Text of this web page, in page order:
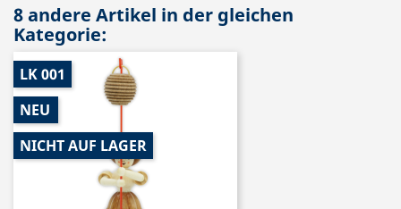
8 andere Artikel in der gleichen
Kategorie:
LK 001
NEU
NICHT AUF LAGER